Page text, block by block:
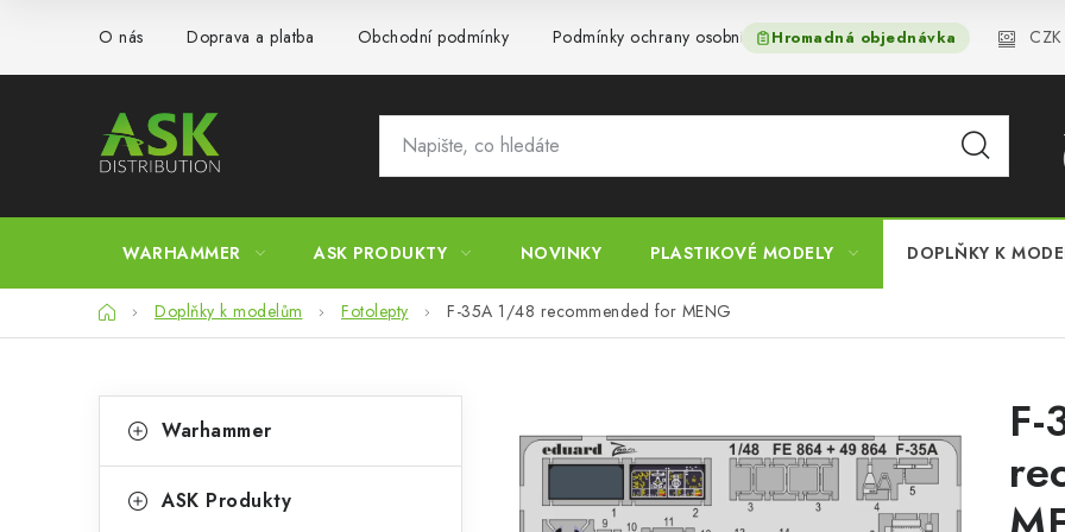
obsah
O nás Doprava a platba Obchodní podmínky Podmínky ochrany osobních údajů Reklamační řád
Hromadná objednávka CZK
WARHAMMER ASK PRODUKTY NOVINKY PLASTIKOVÉ MODELY DOPLŇKY K
DomůDoplňky k modelům Fotolepty F-35A 1/48 recommended for MENG
okategorie
a
Warhammer
ASK Produkty